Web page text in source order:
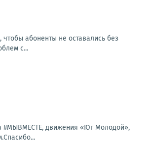
абоненты не оставались без
с...
#МЫВМЕСТЕ, движения «Юг Молодой»,